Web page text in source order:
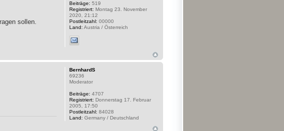
sollen.
Beiträge: 519
Registriert: Montag 23. November
2020, 21:12
Postleitzahl: 00000
Land: Austria / Österreich
BernhardS
69236
Moderator
Beiträge: 4707
Registriert: Donnerstag 17. Februar
2005, 17:50
Postleitzahl: 84028
Land: Germany / Deutschland